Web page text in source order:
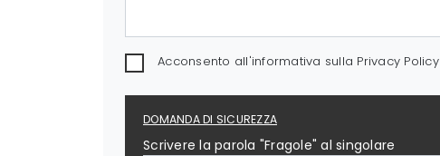
Acconsento all'informativa sulla Privacy Policy
DOMANDA DI SICUREZZA
Scrivere la parola "Fragole" al singolare